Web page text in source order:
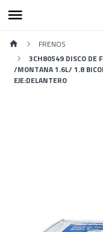
FRENOS
3CH80549 DISCO DE
/MONTANA 1.6L/ 1.8
EJE:DELANTERO